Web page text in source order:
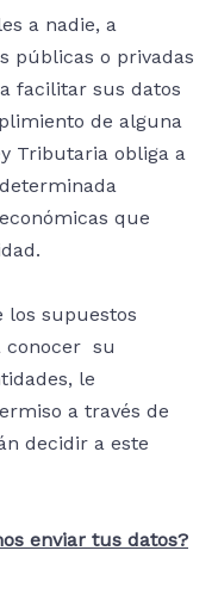
a nadie, a
públicas o privadas
facilitar sus datos
de alguna
Tributaria obliga a
que
los supuestos
conocer su
le
a través de
decidir a este
enviar tus datos?